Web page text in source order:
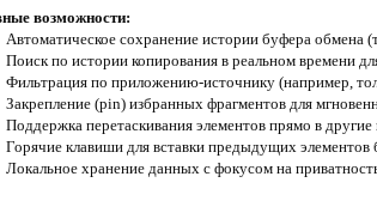
возможности:
Автоматическое сохранение истории буфера обмена
Поиск по истории копирования в реальном времени
Фильтрация по приложению-источнику (например,
Закрепление (pin) избранных фрагментов для
Поддержка перетаскивания элементов прямо в другие
Горячие клавиши для вставки предыдущих элементов
Локальное хранение данных с фокусом на